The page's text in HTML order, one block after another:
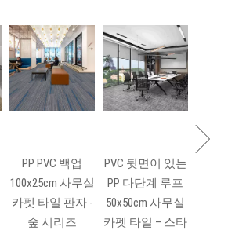
PP PVC 백업
100x25cm 사무실
카펫 타일 판자 -
숲 시리즈
PVC 뒷면이 있는
PP 다단계 루프
50x50cm 사무실
카펫 타일 – 스타